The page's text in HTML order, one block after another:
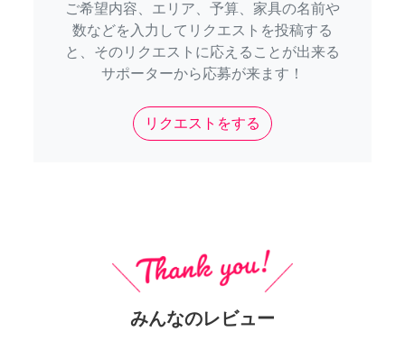
ご希望内容、エリア、予算、家具の名前や
数などを入力してリクエストを投稿する
と、そのリクエストに応えることが出来る
サポーターから応募が来ます！
リクエストをする
みんなのレビュー